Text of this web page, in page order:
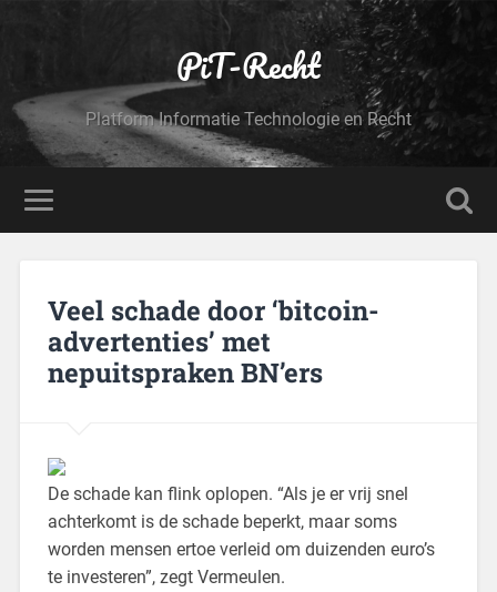
PiT-Recht
Platform Informatie Technologie en Recht
Veel schade door ‘bitcoin-
advertenties’ met
nepuitspraken BN’ers
De schade kan flink oplopen. “Als je er vrij snel
achterkomt is de schade beperkt, maar soms
worden mensen ertoe verleid om duizenden euro’s
te investeren”, zegt Vermeulen.